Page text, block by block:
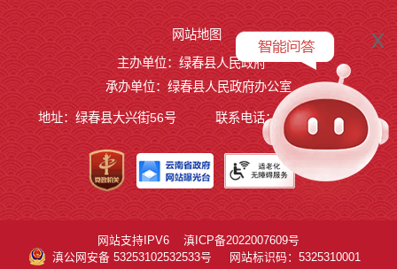
x
网站地图
主办单位：绿春县人民政府
承办单位：绿春县人民政府办公室
地址：绿春县大兴街56号 联系电话：0873-4221495
网站支持IPV6
滇ICP备2022007609号
滇公网安备 53253102532533号
网站标识码：5325310001